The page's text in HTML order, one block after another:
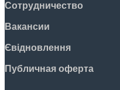
Сотрудничество
Вакансии
Євідновлення
Публичная оферта